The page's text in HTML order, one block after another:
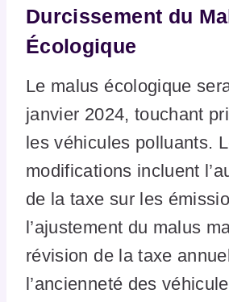
Durcissement du
Écologique
Le malus écologique
janvier 2024, touchant
les véhicules polluants.
modifications incluent
de la taxe sur les
l’ajustement du malus
révision de la taxe
l’ancienneté des